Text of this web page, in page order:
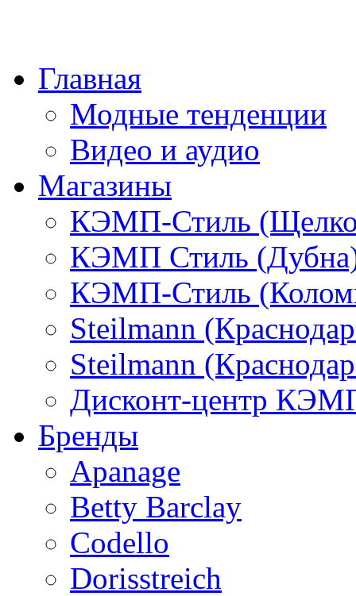
Главная
Модные тенденции
Видео и аудио
Магазины
КЭМП-Стиль
КЭМП Стиль
КЭМП-Стиль
Steilmann
Steilmann
Дисконт-центр
Бренды
Apanage
Betty Barclay
Codello
Dorisstreich